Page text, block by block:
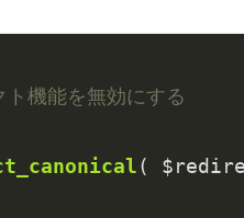
機能を無効にする
(